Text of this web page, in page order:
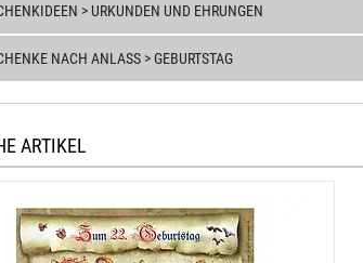
> URKUNDEN UND EHRUNGEN
NACH ANLASS > GEBURTSTAG
ARTIKEL